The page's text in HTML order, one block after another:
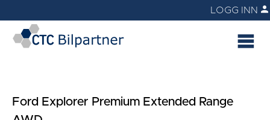
LOGG INN
Ford Explorer Premium Extended Range